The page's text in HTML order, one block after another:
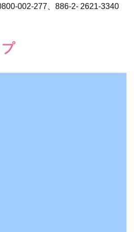
002-277、886-2- 2621-3340